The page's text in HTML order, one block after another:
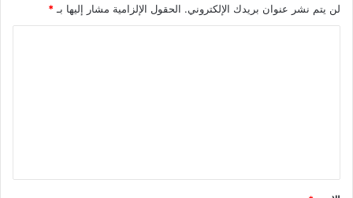
لن يتم نشر عنوان بريدك الإلكتروني. الحقول الإلزامية مشار إليها بـ *
ق